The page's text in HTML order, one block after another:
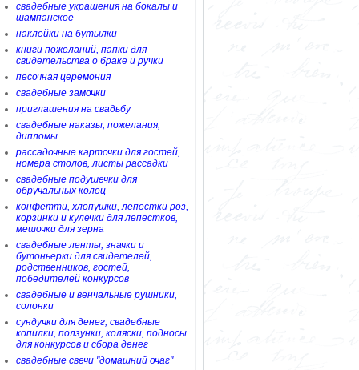
свадебные украшения на бокалы и
шампанское
наклейки на бутылки
книги пожеланий, папки для
свидетельства о браке и ручки
песочная церемония
свадебные замочки
приглашения на свадьбу
свадебные наказы, пожелания,
дипломы
рассадочные карточки для гостей,
номера столов, листы рассадки
свадебные подушечки для
обручальных колец
конфетти, хлопушки, лепестки роз,
корзинки и кулечки для лепестков,
мешочки для зерна
свадебные ленты, значки и
бутоньерки для свидетелей,
родственников, гостей,
победителей конкурсов
свадебные и венчальные рушники,
солонки
сундучки для денег, свадебные
копилки, ползунки, коляски, подносы
для конкурсов и сбора денег
свадебные свечи "домашний очаг"